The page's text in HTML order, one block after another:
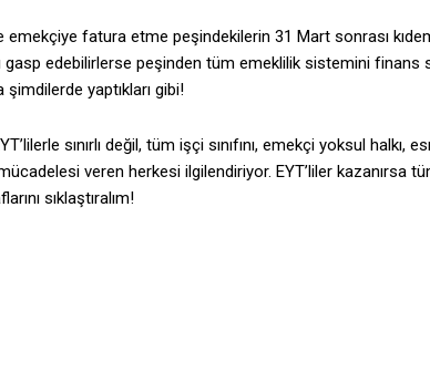
emekçiye fatura etme peşindekilerin 31 Mart sonrası
gasp edebilirlerse peşinden tüm emeklilik sistemini finans
yaptıkları gibi!
sınırlı değil, tüm işçi sınıfını, emekçi yoksul halkı,
veren herkesi ilgilendiriyor. EYT’liler kazanırsa
sıklaştıralım!